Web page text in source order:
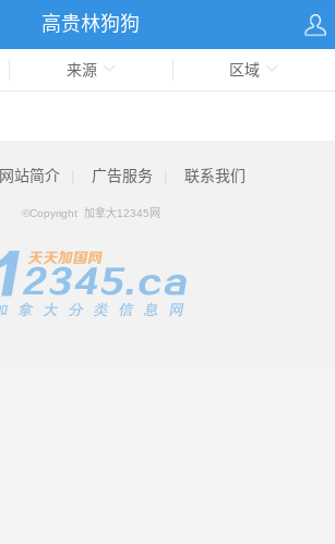
高贵林狗狗
来源 区域
网站简介 广告服务 联系我们
©Copyright 加拿大12345网